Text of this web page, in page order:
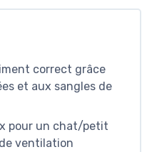
correct grâce
et aux sangles de
pour un chat/petit
ventilation